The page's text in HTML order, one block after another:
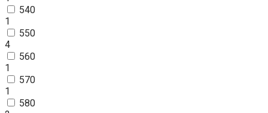
540
1
550
4
560
1
570
1
580